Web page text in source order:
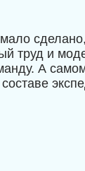
труд и
А